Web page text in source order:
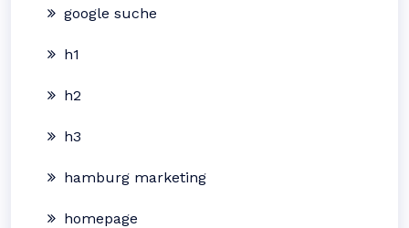
google suche
h1
h2
h3
hamburg marketing
homepage